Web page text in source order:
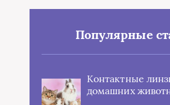
Популярные
Контактные
домашних